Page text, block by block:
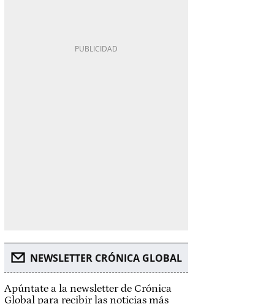
NEWSLETTER CRÓNICA GLOBAL
Apúntate a la newsletter de Crónica
Global para recibir las noticias más